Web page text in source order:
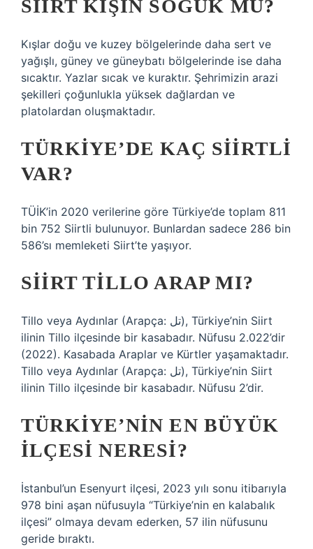
SIIRT KIŞIN SOĞUK MU?
Kışlar doğu ve kuzey bölgelerinde daha sert ve
yağışlı, güney ve güneybatı bölgelerinde ise daha
sıcaktır. Yazlar sıcak ve kuraktır. Şehrimizin arazi
şekilleri çoğunlukla yüksek dağlardan ve
platolardan oluşmaktadır.
TÜRKIYE’DE KAÇ SIIRTLI
VAR?
TÜİK’in 2020 verilerine göre Türkiye’de toplam 811
bin 752 Siirtli bulunuyor. Bunlardan sadece 286 bin
586’sı memleketi Siirt’te yaşıyor.
SIIRT TILLO ARAP MI?
Tillo veya Aydınlar (Arapça: تل), Türkiye’nin Siirt
ilinin Tillo ilçesinde bir kasabadır. Nüfusu 2.022’dir
(2022). Kasabada Araplar ve Kürtler yaşamaktadır.
Tillo veya Aydınlar (Arapça: تل), Türkiye’nin Siirt
ilinin Tillo ilçesinde bir kasabadır. Nüfusu 2’dir.
TÜRKIYE’NIN EN BÜYÜK
ILÇESI NERESI?
İstanbul’un Esenyurt ilçesi, 2023 yılı sonu itibarıyla
978 bini aşan nüfusuyla “Türkiye’nin en kalabalık
ilçesi” olmaya devam ederken, 57 ilin nüfusunu
geride bıraktı.